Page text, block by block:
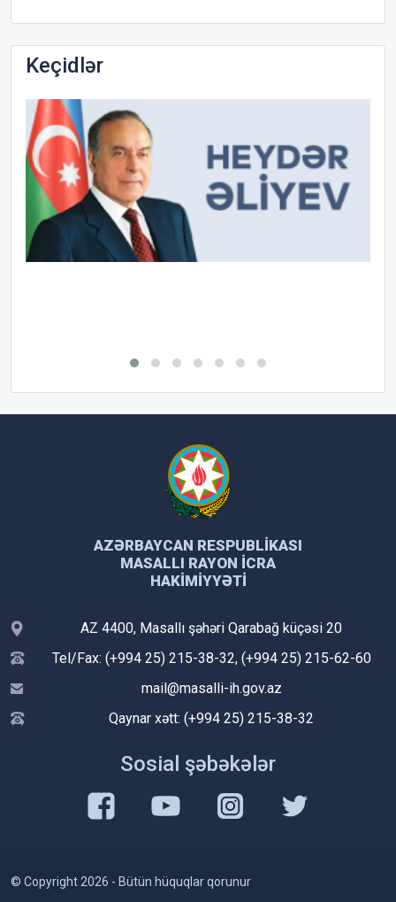
Keçidlər
AZƏRBAYCAN RESPUBLIKASI
MASALLI RAYON İCRA
HAKIMIYYƏTI
AZ 4400, Masallı şəhəri Qarabağ küçəsi 20
Tel/Fax: (+994 25) 215-38-32, (+994 25) 215-62-60
mail@masalli-ih.gov.az
Qaynar xətt: (+994 25) 215-38-32
Sosial şəbəkələr
© Copyright 2026 - Bütün hüquqlar qorunur